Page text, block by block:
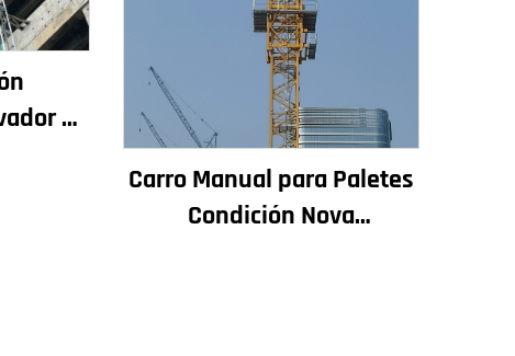
de
Carro Manual para Paletes
Condición Nova